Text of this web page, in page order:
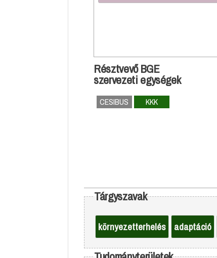
Résztvevő BGE
szervezeti egységek
CESIBUS KKK
Tárgyszavak
környezetterhelés adaptáció